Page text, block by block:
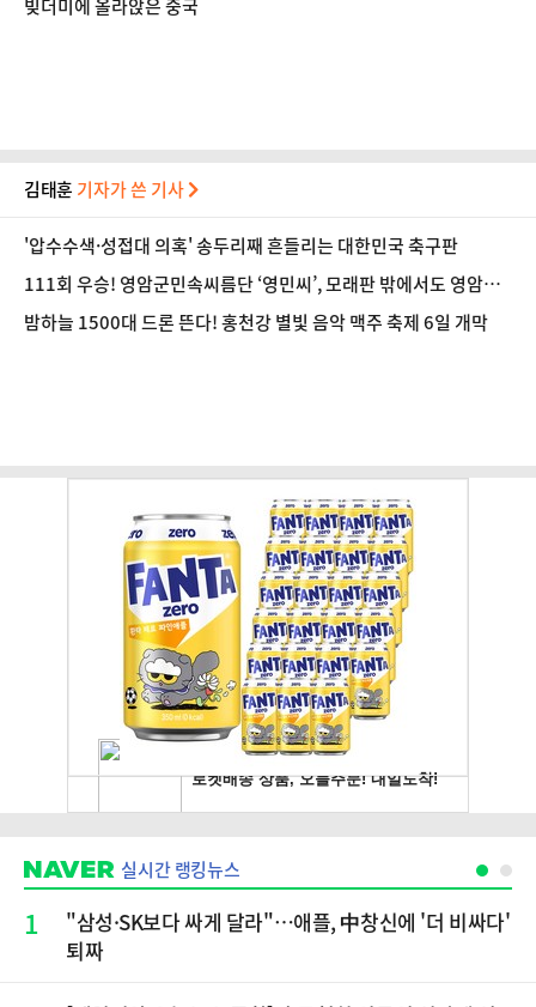
빚더미에 올라앉은 중국
김태훈 기자가 쓴 기사
'압수수색·성접대 의혹' 송두리째 흔들리는 대한민국 축구판
111회 우승! 영암군민속씨름단 ‘영민씨’, 모래판 밖에서도 영암의
얼굴
밤하늘 1500대 드론 뜬다! 홍천강 별빛 음악 맥주 축제 6일 개막
실시간 랭킹뉴스
1
"삼성·SK보다 싸게 달라"…애플, 中창신에 '더 비싸다'
퇴짜